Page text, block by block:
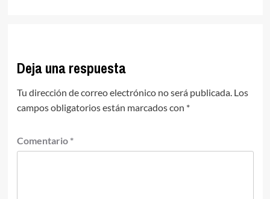
Deja una respuesta
Tu dirección de correo electrónico no será publicada. Los
campos obligatorios están marcados con *
Comentario *